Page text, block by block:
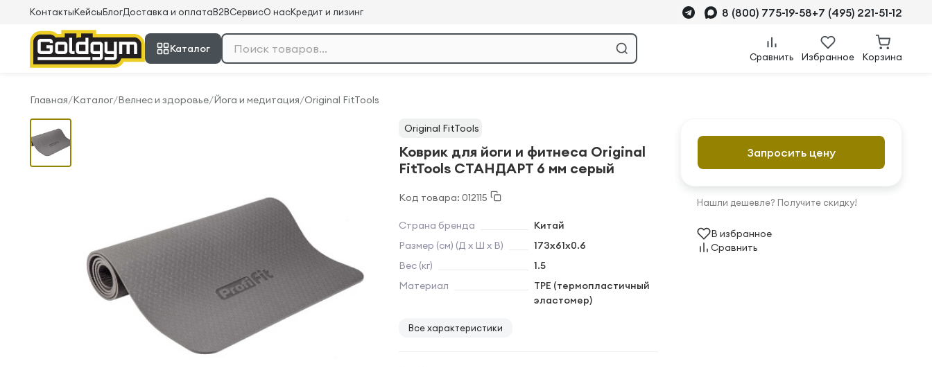
КонтактыКейсыБлогДоставка и оплатаB2BСервисО насКредит и лизинг 8 (800) 775-19-58+7 (495) 221-51-12
Каталог
Сравнить Избранное Корзина
Главная/Каталог/Велнес и здоровье/Йога и медитация/Original FitTools
Original FitTools
Коврик для йоги и фитнеса Original
FitTools СТАНДАРТ 6 мм серый
Код товара: 012115
Страна бренда
Китай
Размер (см) (Д х Ш х В)
173х61х0.6
Вес (кг)
1.5
Материал
TPE (термопластичный
эластомер)
Все характеристики
Запросить цену
Нашли дешевле? Получите скидку!
В избранное
Сравнить